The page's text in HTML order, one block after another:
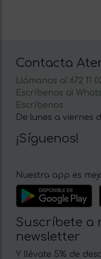
Contacta
Llámanos al 672 11
Escríbenos al
Escríbenos
De lunes a viernes
¡Síguenos!
Nuestra app es
Suscríbete a
newsletter
Y llévate 5% de